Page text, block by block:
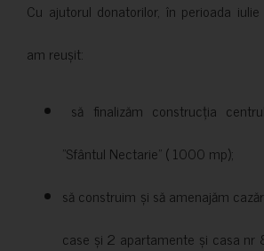
Cu ajutorul donatorilor, în perioada
am reușit:
să finalizăm construcția
”Sfântul Nectarie” ( 1000 mp);
să construim și să amenajăm
case și 2 apartamente și casa nr